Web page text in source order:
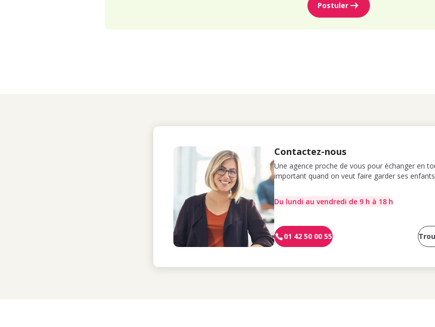
Postuler
Contactez-nous
Une agence proche de vous pour échanger en
important quand on veut faire garder ses
Du lundi au vendredi de 9 h à 18 h
01 42 50 00 55